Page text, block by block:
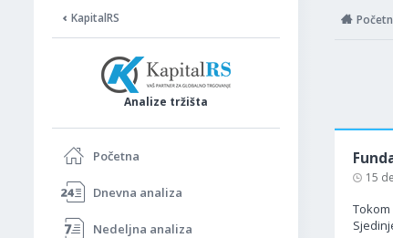
KapitalRS
Analize tržišta
Početna
Dnevna analiza
Nedeljna analiza
15